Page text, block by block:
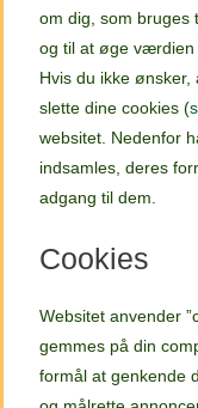
om dig, som bruges
og til at øge værdien
Hvis du ikke
slette dine cookies (
websitet. Nedenfor
indsamles, deres
adgang til dem.
Cookies
Websitet anvender
gemmes på din
formål at genkende